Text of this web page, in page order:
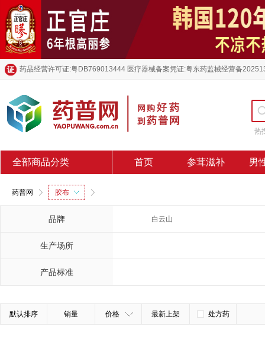
药品经营许可证:粤DB769013444 医疗器械备案凭证:粤东药监械经营备
热
全部商品分类 首页 参茸滋补 男
药普网 胶布
品牌 白云山
生产场所
产品标准
默认排序 销量 价格 最新上架 处方药